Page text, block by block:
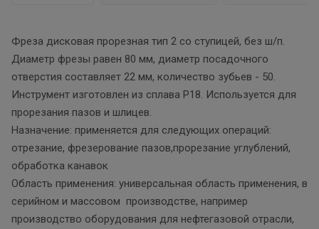
Фреза дисковая прорезная тип 2 со ступицей, без ш/п.
Диаметр фрезы равен 80 мм, диаметр посадочного
отверстия составляет 22 мм, количество зубьев - 50.
Инструмент изготовлен из сплава Р18. Используется для
прорезания пазов и шлицев.
Назначение: применяется для следующих операций:
отрезание, фрезерование пазов,прорезание углублений,
обработка канавок
Область применения: универсальная область применения, в
серийном и массовом производстве, например
производство оборудования для нефтегазовой отрасли,